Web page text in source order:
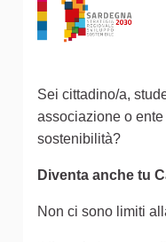
Sei cittadino/a,
associazione o
sostenibilità?
Diventa anche tu
Non ci sono limiti